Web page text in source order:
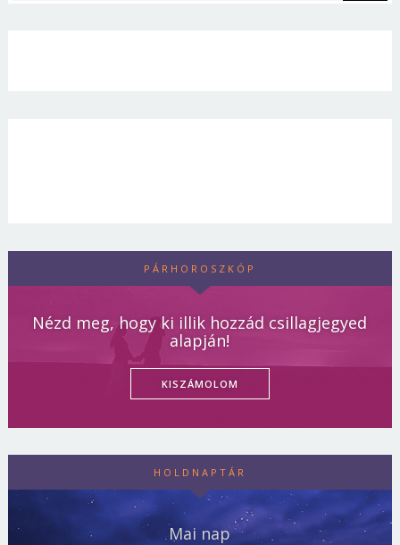
PÁRHOROSZKÓP
Nézd meg, hogy ki illik hozzád csillagjegyed
alapján!
KISZÁMOLOM
HOLDNAPTÁR
Mai nap